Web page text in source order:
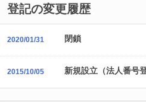
登記の変更履歴
2020/01/31 閉鎖
2015/10/05 新規設立（法人番号登